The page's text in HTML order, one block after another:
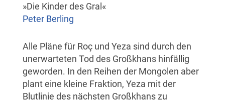
»Die Kinder des Gral«
Peter Berling
Alle Pläne für Roç und Yeza sind durch den
unerwarteten Tod des Großkhans hinfällig
geworden. In den Reihen der Mongolen aber
plant eine kleine Fraktion, Yeza mit der
Blutlinie des nächsten Großkhans zu